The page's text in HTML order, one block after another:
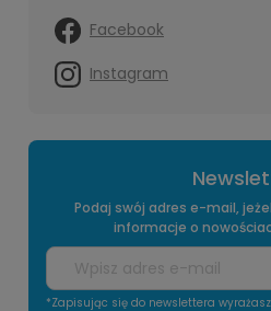
Facebook
Instagram
Podaj swój adres e-mail,
informacje o
*Zapisując się do newslettera